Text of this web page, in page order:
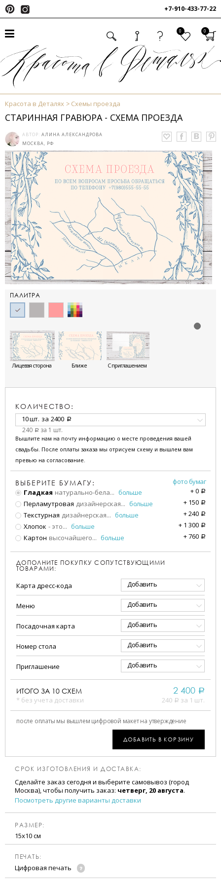
+7-910-433-77-22
0 0
Красота в Деталях Схемы проезда
СТАРИННАЯ ГРАВЮРА - СХЕМА ПРОЕЗДА
АВТОР: АЛИНА АЛЕКСАНДРОВА
МОСКВА, РФ
ПАЛИТРА
Лицевая сторона Ближе С приглашением
КОЛИЧЕСТВО:
10 шт. за 2400 a
240 a за 1 шт.
Вышлите нам на почту информацию о месте проведения вашей
свадьбы. После оплаты заказа мы отрисуем схему и вышлем вам
превью на согласование.
ВЫБЕРИТЕ БУМАГУ:
фото бумаг
Гладкая натурально-бела... больше +0 a
Перламутровая дизайнерская... больше + 150 a
Текстурная дизайнерская... больше +240 a
Хлопок - это... больше + 1 300 a
Картон высочайшего... больше +760 a
ДОПОЛНИТЕ ПОКУПКУ СОПУТСТВУЮЩИМИ
ТОВАРАМИ:
Карта дресс-кода Добавить
Меню Добавить
Посадочная карта Добавить
Номер стола Добавить
Приглашение Добавить
ИТОГО ЗА 10 СХЕМ
* без учета доставки
2 400 a
240 a за 1 шт.
после оплаты мы вышлем цифровой макет на утверждение
ДОБАВИТЬ В КОРЗИНУ
СРОК ИЗГОТОВЛЕНИЯ И ДОСТАВКА:
Сделайте заказ сегодня и выберите самовывоз (город
Москва), чтобы получить заказ: четверг, 20 августа.
Посмотреть другие варианты доставки
РАЗМЕР:
15х10 см
ПЕЧАТЬ:
Цифровая печать